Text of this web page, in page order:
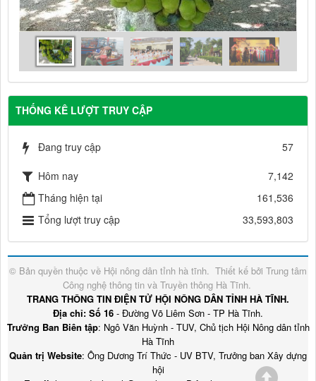
THỐNG KÊ LƯỢT TRUY CẬP
Đang truy cập 57
Hôm nay
7,142
Tháng hiện tại
161,536
Tổng lượt truy cập
33,593,803
© Bản quyền thuộc về Hội nông dân tỉnh hà tĩnh. Thiết kế bởi Trung tâm
Công nghệ thông tin và Truyền thông Hà Tĩnh.
TRANG THÔNG TIN ĐIỆN TỬ HỘI NÔNG DÂN TỈNH HÀ TĨNH.
Địa chỉ: Số 16 - Đường Võ Liêm Sơn - TP Hà Tĩnh.
Trưởng Ban Biên tập: Ngô Văn Huỳnh - TUV, Chủ tịch Hội Nông dân tỉnh
Hà Tĩnh
Quản trị Website: Ông Dương Trí Thức - UV BTV, Trưởng ban Xây dựng
hội